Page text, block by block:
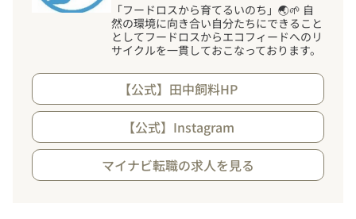
「フードロスから育てるいのち」🌏🌱 自
然の環境に向き合い自分たちにできること
としてフードロスからエコフィードへのリ
サイクルを一貫しておこなっております。
【公式】田中飼料HP
【公式】Instagram
マイナビ転職の求人を見る